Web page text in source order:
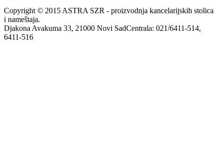
Copyright © 2015 ASTRA SZR - proizvodnja kancelarijskih stolica
i nameštaja.
Djakona Avakuma 33, 21000 Novi SadCentrala: 021/6411-514,
6411-516